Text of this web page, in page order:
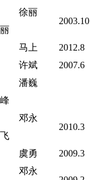
徐丽
丽
2003.10
马上 2012.8
许斌
2007.6
潘巍
峰
邓永
飞
2010.3
虞勇 2009.3
邓永